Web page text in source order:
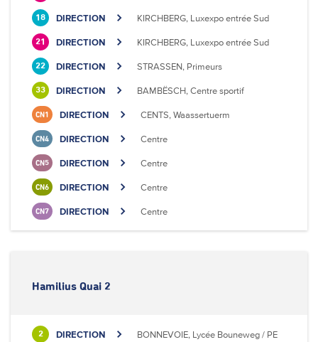
18 DIRECTION KIRCHBERG, Luxexpo entrée Sud
21 DIRECTION KIRCHBERG, Luxexpo entrée Sud
22 DIRECTION STRASSEN, Primeurs
33 DIRECTION BAMBËSCH, Centre sportif
CN1 DIRECTION CENTS, Waassertuerm
CN4 DIRECTION Centre
CN5 DIRECTION Centre
CN6 DIRECTION Centre
CN7 DIRECTION Centre
Hamilius Quai 2
2 DIRECTION BONNEVOIE, Lycée Bouneweg / PE